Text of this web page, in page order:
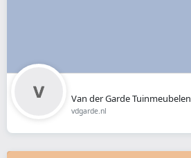
Van der Garde Tuinmeubelen
vdgarde.nl